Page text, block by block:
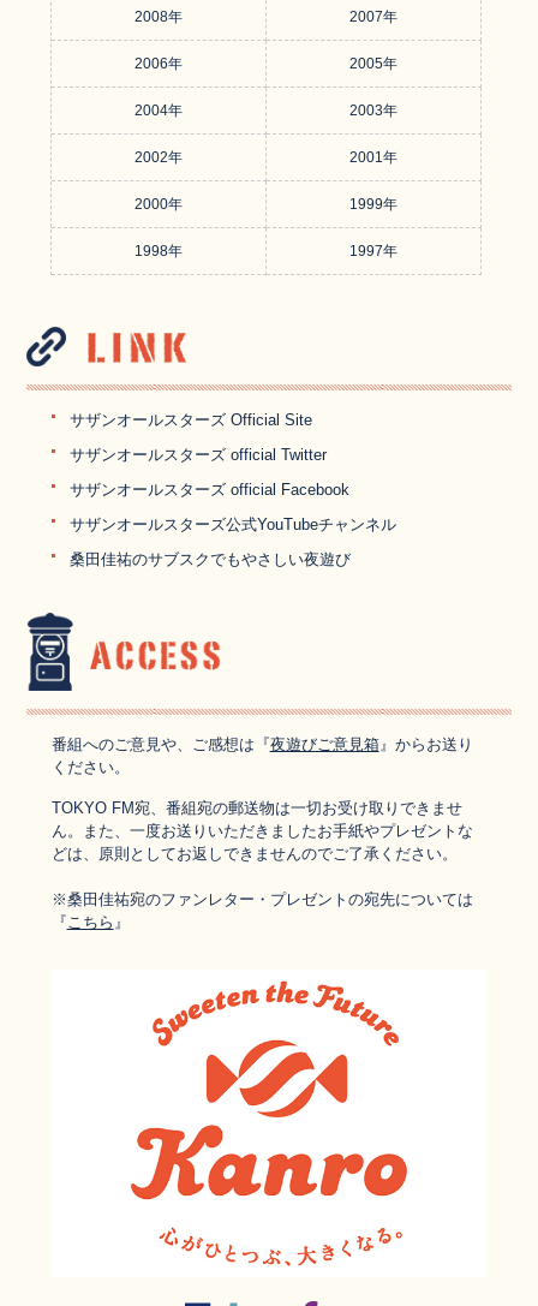
2008年 2007年
2006年 2005年
2004年 2003年
2002年 2001年
2000年 1999年
1998年 1997年
サザンオールスターズ Official Site
サザンオールスターズ official Twitter
サザンオールスターズ official Facebook
サザンオールスターズ公式YouTubeチャンネル
桑田佳祐のサブスクでもやさしい夜遊び
番組へのご意見や、ご感想は『夜遊びご意見箱』からお送り
ください。
TOKYO FM宛、番組宛の郵送物は一切お受け取りできませ
ん。また、一度お送りいただきましたお手紙やプレゼントな
どは、原則としてお返しできませんのでご了承ください。
※桑田佳祐宛のファンレター・ プレゼントの宛先については
『こちら 』